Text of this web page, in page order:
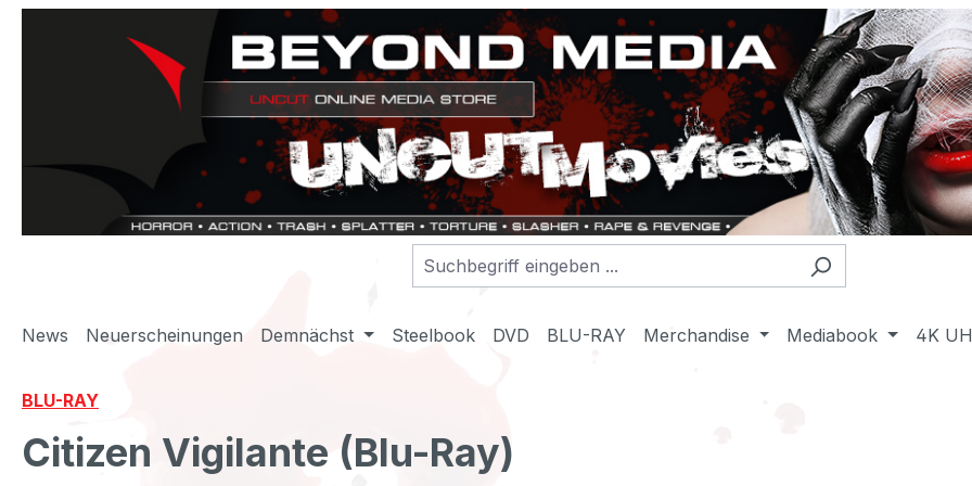
Zur Hauptnavigation springen
News Neuerscheinungen Demnächst Steelbook DVD BLU-RAY Merchandise Mediabook 4K
BLU-RAY
Citizen Vigilante (Blu-Ray)